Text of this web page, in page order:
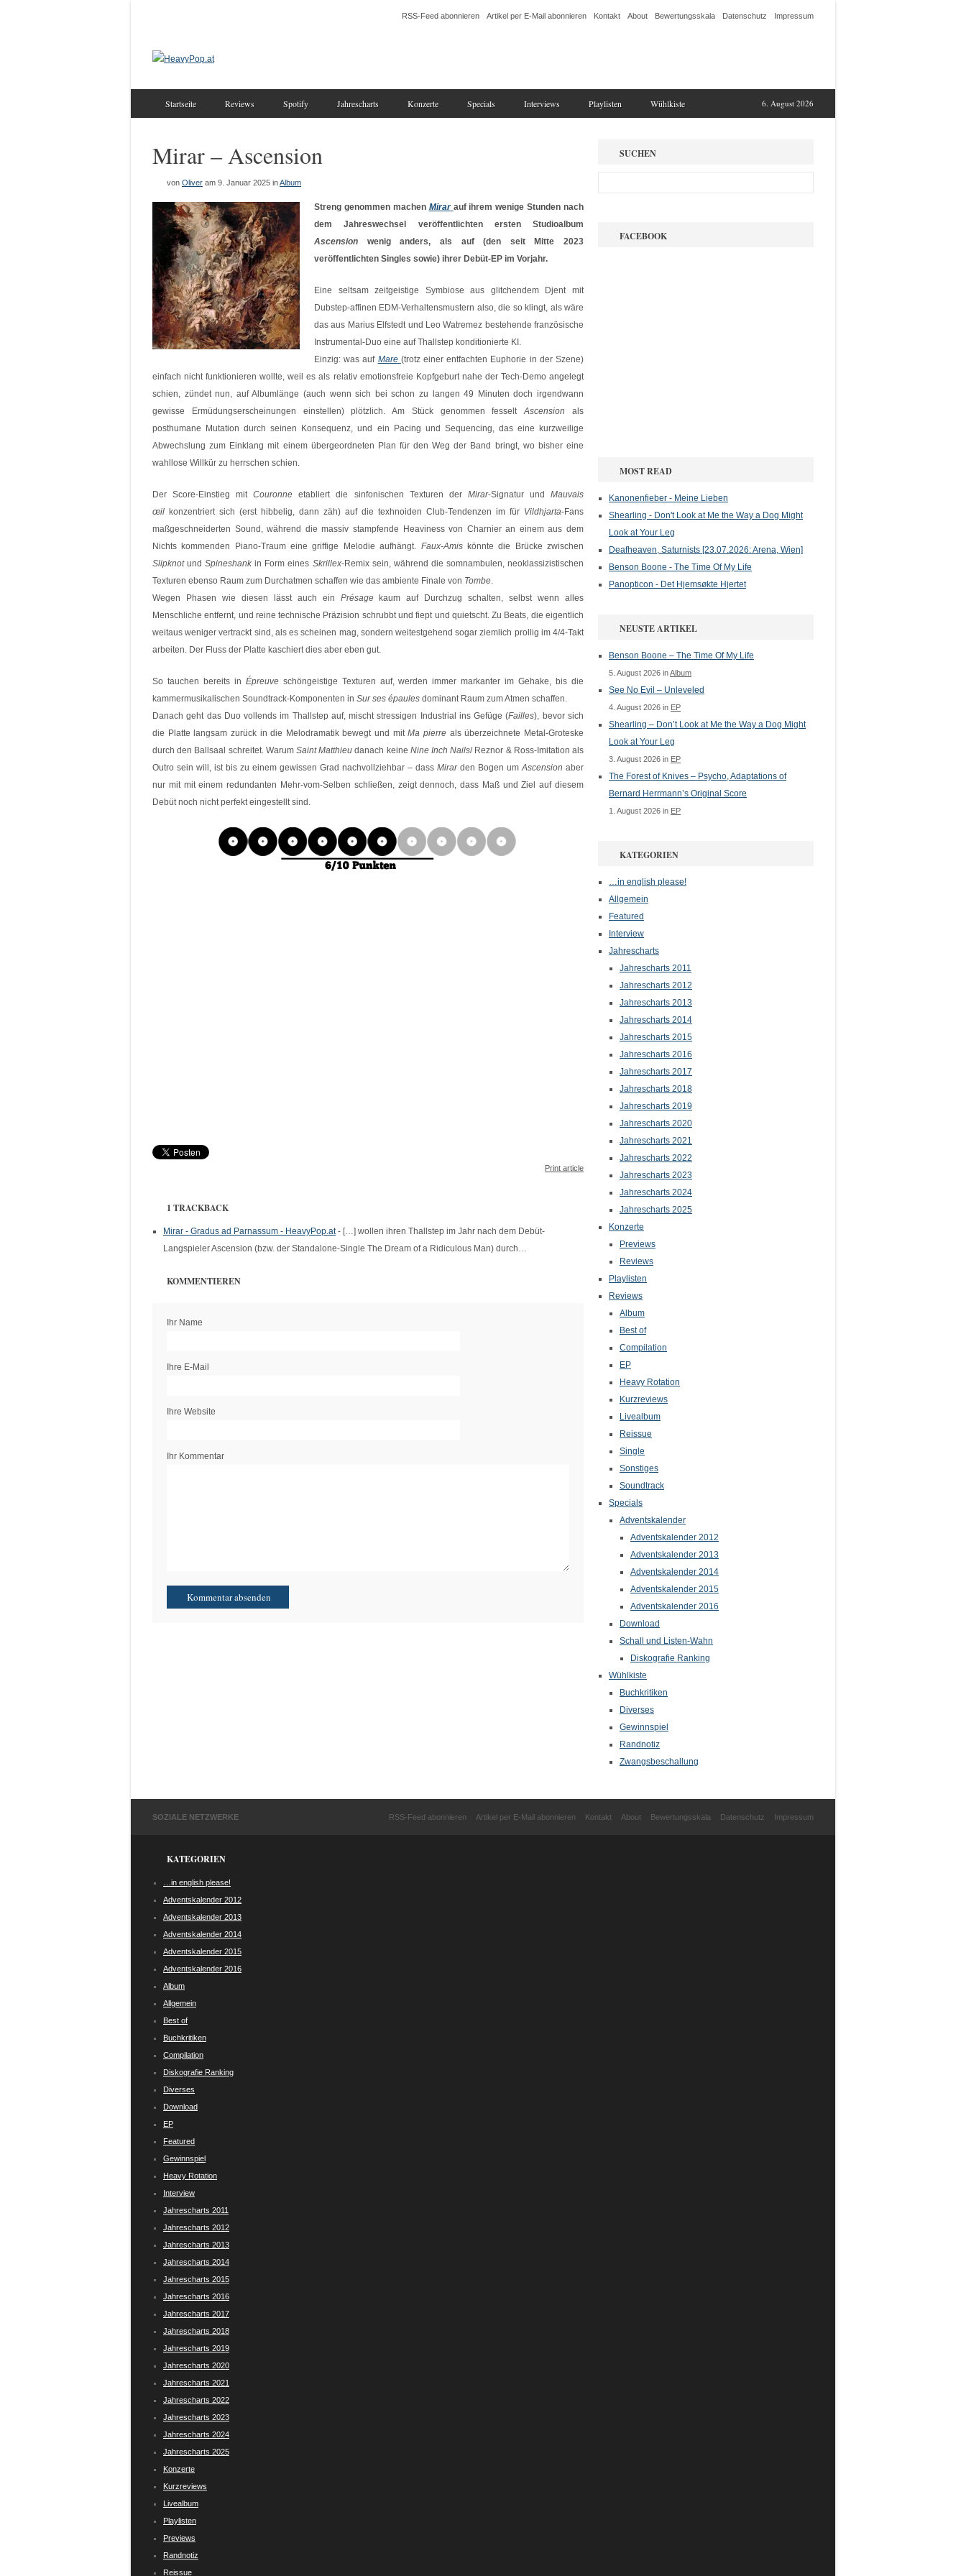
RSS-Feed abonnieren Artikel per E-Mail abonnieren Kontakt About Bewertungsskala Datenschutz Impressum
6. August 2026
Startseite Reviews Spotify Jahrescharts Konzerte Specials Interviews Playlisten Wühlkiste
Mirar – Ascension
von Oliver am 9. Januar 2025 inAlbum
Streng genommen machen Mirar auf ihrem wenige Stunden nach
dem Jahreswechsel veröffentlichten ersten Studioalbum
Ascension wenig anders, als auf (den seit Mitte 2023
veröffentlichten Singles sowie) ihrer Debüt-EP im Vorjahr.
Eine seltsam zeitgeistige Symbiose aus glitchendem Djent mit
Dubstep-affinen EDM-Verhaltensmustern also, die so klingt, als wäre
das aus Marius Elfstedt und Leo Watremez bestehende französische
Instrumental-Duo eine auf Thallstep konditionierte KI.
Einzig: was auf Mare (trotz einer entfachten Euphorie in der Szene)
einfach nicht funktionieren wollte, weil es als relativ emotionsfreie Kopfgeburt nahe der Tech-Demo angelegt
schien, zündet nun, auf Albumlänge (auch wenn sich bei schon zu langen 49 Minuten doch irgendwann
gewisse Ermüdungserscheinungen einstellen) plötzlich. Am Stück genommen fesseltAscension als
posthumane Mutation durch seinen Konsequenz, und ein Pacing und Sequencing, das eine kurzweilige
Abwechslung zum Einklang mit einem übergeordneten Plan für den Weg der Band bringt, wo bisher eine
wahllose Willkür zu herrschen schien.
Der Score-Einstieg mitCouronne etabliert die sinfonischen Texturen der Mirar-Signatur undMauvais
œil konzentriert sich (erst hibbelig, dann zäh) auf die texhnoiden Club-Tendenzen im für Vildhjarta-Fans
maßgeschneiderten Sound, während die massiv stampfende Heaviness von Charnier an einem aus dem
Nichts kommenden Piano-Traum eine griffige Melodie aufhängt. Faux-Amiskönnte die Brücke zwischen
SlipknotundSpineshank in Form eines Skrillex-Remix sein, während die somnambulen, neoklassizistischen
Texturen ebenso Raum zum Durchatmen schaffen wie das ambiente Finale von Tombe.
Wegen Phasen wie diesen lässt auch ein Présage
kaum auf Durchzug schalten, selbst wenn alles
Menschliche entfernt, und reine technische Präzision schrubbt und fiept und quietscht. Zu Beats, die eigentlich
weitaus weniger vertrackt sind, als es scheinen mag, sondern weitestgehend sogar ziemlich prollig im 4/4-Takt
arbeiten. Der Fluss der Platte kaschiert dies aber eben gut.
So tauchen bereits in Épreuveschöngeistige Texturen auf, werden immer markanter im Gehake, bis die
kammermusikalischen Soundtrack-Komponenten in Sur ses épaules dominant Raum zum Atmen schaffen.
Danach geht das Duo vollends im Thallstep auf, mischt stressigen Industrial ins Gefüge (Failles), bevor sich
die Platte langsam zurück in die Melodramatik bewegt und mitMa pierre als überzeichnete Metal-Groteske
durch den Ballsaal schreitet. Warum Saint Matthieu danach keine Nine Inch Nails/ Reznor & Ross-Imitation als
Outro sein will, ist bis zu einem gewissen Grad nachvollziehbar – dass Mirarden Bogen umAscension aber
nur mit mit einem redundanten Mehr-vom-Selben schließen, zeigt dennoch, dass Maß und Ziel auf diesem
Debüt noch nicht perfekt eingestellt sind.
Print article
1 TRACKBACK
Mirar - Gradus ad Parnassum - HeavyPop.at- […] wollen ihren Thallstep im Jahr nach dem Debüt-
Langspieler Ascension (bzw. der Standalone-Single The Dream of a Ridiculous Man) durch…
KOMMENTIEREN
Ihr Name
Ihre E-Mail
Ihre Website
Ihr Kommentar
SUCHEN
FACEBOOK
MOST READ
Kanonenfieber - Meine Lieben
Shearling - Don't Look at Me the Way a Dog Might
Look at Your Leg
Deafheaven, Saturnists [23.07.2026: Arena, Wien]
Benson Boone - The Time Of My Life
Panopticon - Det Hjemsøkte Hjertet
NEUSTE ARTIKEL
Benson Boone – The Time Of My Life
5. August 2026 inAlbum
See No Evil – Unleveled
4. August 2026 in EP
Shearling – Don’t Look at Me the Way a Dog Might
Look at Your Leg
3. August 2026 in EP
The Forest of Knives – Psycho, Adaptations of
Bernard Herrmann’s Original Score
1. August 2026 in EP
KATEGORIEN
…in english please!
Allgemein
Featured
Interview
Jahrescharts
Jahrescharts 2011
Jahrescharts 2012
Jahrescharts 2013
Jahrescharts 2014
Jahrescharts 2015
Jahrescharts 2016
Jahrescharts 2017
Jahrescharts 2018
Jahrescharts 2019
Jahrescharts 2020
Jahrescharts 2021
Jahrescharts 2022
Jahrescharts 2023
Jahrescharts 2024
Jahrescharts 2025
Konzerte
Previews
Reviews
Playlisten
Reviews
Album
Best of
Compilation
EP
Heavy Rotation
Kurzreviews
Livealbum
Reissue
Single
Sonstiges
Soundtrack
Specials
Adventskalender
Adventskalender 2012
Adventskalender 2013
Adventskalender 2014
Adventskalender 2015
Adventskalender 2016
Download
Schall und Listen-Wahn
Diskografie Ranking
Wühlkiste
Buchkritiken
Diverses
Gewinnspiel
Randnotiz
Zwangsbeschallung
SOZIALE NETZWERKE RSS-Feed abonnieren Artikel per E-Mail abonnieren Kontakt About Bewertungsskala Datenschutz Impressum
KATEGORIEN
…in english please!
Adventskalender 2012
Adventskalender 2013
Adventskalender 2014
Adventskalender 2015
Adventskalender 2016
Album
Allgemein
Best of
Buchkritiken
Compilation
Diskografie Ranking
Diverses
Download
EP
Featured
Gewinnspiel
Heavy Rotation
Interview
Jahrescharts 2011
Jahrescharts 2012
Jahrescharts 2013
Jahrescharts 2014
Jahrescharts 2015
Jahrescharts 2016
Jahrescharts 2017
Jahrescharts 2018
Jahrescharts 2019
Jahrescharts 2020
Jahrescharts 2021
Jahrescharts 2022
Jahrescharts 2023
Jahrescharts 2024
Jahrescharts 2025
Konzerte
Kurzreviews
Livealbum
Playlisten
Previews
Randnotiz
Reissue